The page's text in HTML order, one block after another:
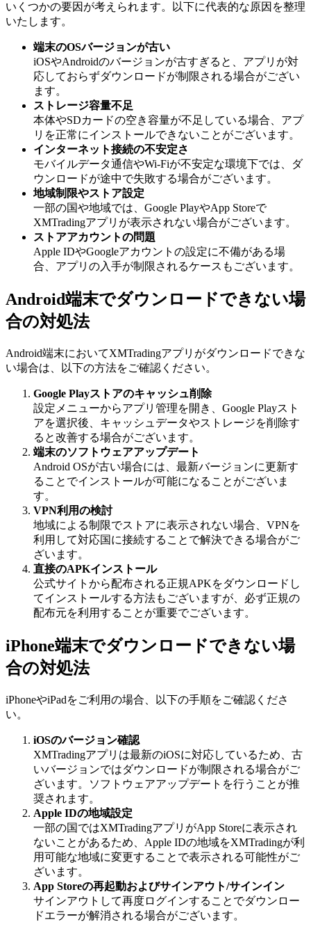
いくつかの要因が考えられます。以下に代表的な原因を整理
いたします。
端末のOSバージョンが古い
iOSやAndroidのバージョンが古すぎると、アプリが対
応しておらずダウンロードが制限される場合がござい
ます。
ストレージ容量不足
本体やSDカードの空き容量が不足している場合、アプ
リを正常にインストールできないことがございます。
インターネット接続の不安定さ
モバイルデータ通信やWi-Fiが不安定な環境下では、ダ
ウンロードが途中で失敗する場合がございます。
地域制限やストア設定
一部の国や地域では、Google PlayやApp Storeで
XMTradingアプリが表示されない場合がございます。
ストアアカウントの問題
Apple IDやGoogleアカウントの設定に不備がある場
合、アプリの入手が制限されるケースもございます。
Android端末でダウンロードできない場
合の対処法
Android端末においてXMTradingアプリがダウンロードできな
い場合は、以下の方法をご確認ください。
Google Playストアのキャッシュ削除
設定メニューからアプリ管理を開き、Google Playスト
アを選択後、キャッシュデータやストレージを削除す
ると改善する場合がございます。
端末のソフトウェアアップデート
Android OSが古い場合には、最新バージョンに更新す
ることでインストールが可能になることがございま
す。
VPN利用の検討
地域による制限でストアに表示されない場合、VPNを
利用して対応国に接続することで解決できる場合がご
ざいます。
直接のAPKインストール
公式サイトから配布される正規APKをダウンロードし
てインストールする方法もございますが、必ず正規の
配布元を利用することが重要でございます。
iPhone端末でダウンロードできない場
合の対処法
iPhoneやiPadをご利用の場合、以下の手順をご確認くださ
い。
iOSのバージョン確認
XMTradingアプリは最新のiOSに対応しているため、古
いバージョンではダウンロードが制限される場合がご
ざいます。ソフトウェアアップデートを行うことが推
奨されます。
Apple IDの地域設定
一部の国ではXMTradingアプリがApp Storeに表示され
ないことがあるため、Apple IDの地域をXMTradingが利
用可能な地域に変更することで表示される可能性がご
ざいます。
App Storeの再起動およびサインアウト/サインイン
サインアウトして再度ログインすることでダウンロー
ドエラーが解消される場合がございます。